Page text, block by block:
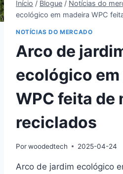
Início / Blogue / Notícias do
ecológico em madeira WPC
NOTÍCIAS DO MERCADO
Arco de
ecológico
WPC feita de
reciclados
Porwoodedtech 2025-04-24
Arco de jardim ecológico